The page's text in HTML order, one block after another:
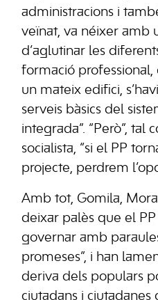
administracions i
veïnat, va néixer amb
d’aglutinar les
formació
un mateix edifici,
serveis bàsics del
integrada”. “Però”, tal
socialista, “si el PP
projecte, perdrem
Amb tot, Gomila,
deixar palès que el PP
governar amb
promeses”, i han
deriva dels populars
ciutadans i ciutadanes